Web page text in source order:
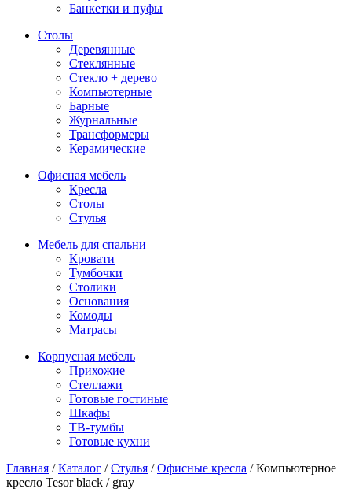
Банкетки и пуфы
Столы
Деревянные
Стеклянные
Стекло + дерево
Компьютерные
Барные
Журнальные
Трансформеры
Керамические
Офисная мебель
Кресла
Столы
Стулья
Мебель для спальни
Кровати
Тумбочки
Столики
Основания
Комоды
Матрасы
Корпусная мебель
Прихожие
Стеллажи
Готовые гостиные
Шкафы
ТВ-тумбы
Готовые кухни
Главная /Каталог /Стулья /Офисные кресла /Компьютерное
кресло Tesor black / gray